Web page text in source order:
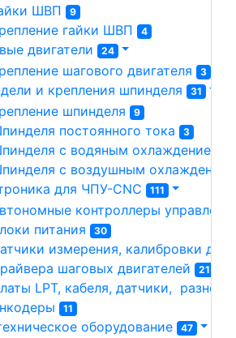
ШВП 9
гайки ШВП 4
двигатели 24
шагового двигателя 3
и крепления шпинделя 31
шпинделя 9
постоянного тока 3
с водяным охлаждением
с воздушным
для ЧПУ-CNC
111
контроллеры
питания
30
измерения, калибровки
шаговых двигателей
21
LPT, кабеля, датчики,  разное
11
оборудование 47